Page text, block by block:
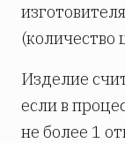
(количество
Изделие
если в
не более 1